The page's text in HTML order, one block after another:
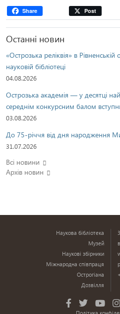
Share Post
Останні новин
«Острозька реліквія» в Рівненській
науковій бібліотеці
04.08.2026
Острозька академія — у десятці
середнім конкурсним балом
03.08.2026
До 75-річчя від дня народження
31.07.2026
Всі новини
Архів новин
Наукова бібліотека
Музей
Наукові збірники
Міжнародна співпраця
Острогіана
Дозвілля
Політика